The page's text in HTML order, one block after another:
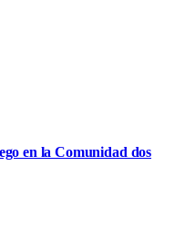
en la Comunidad dos